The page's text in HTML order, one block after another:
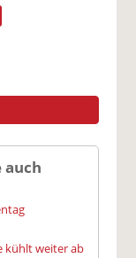
auch
kühlt weiter ab